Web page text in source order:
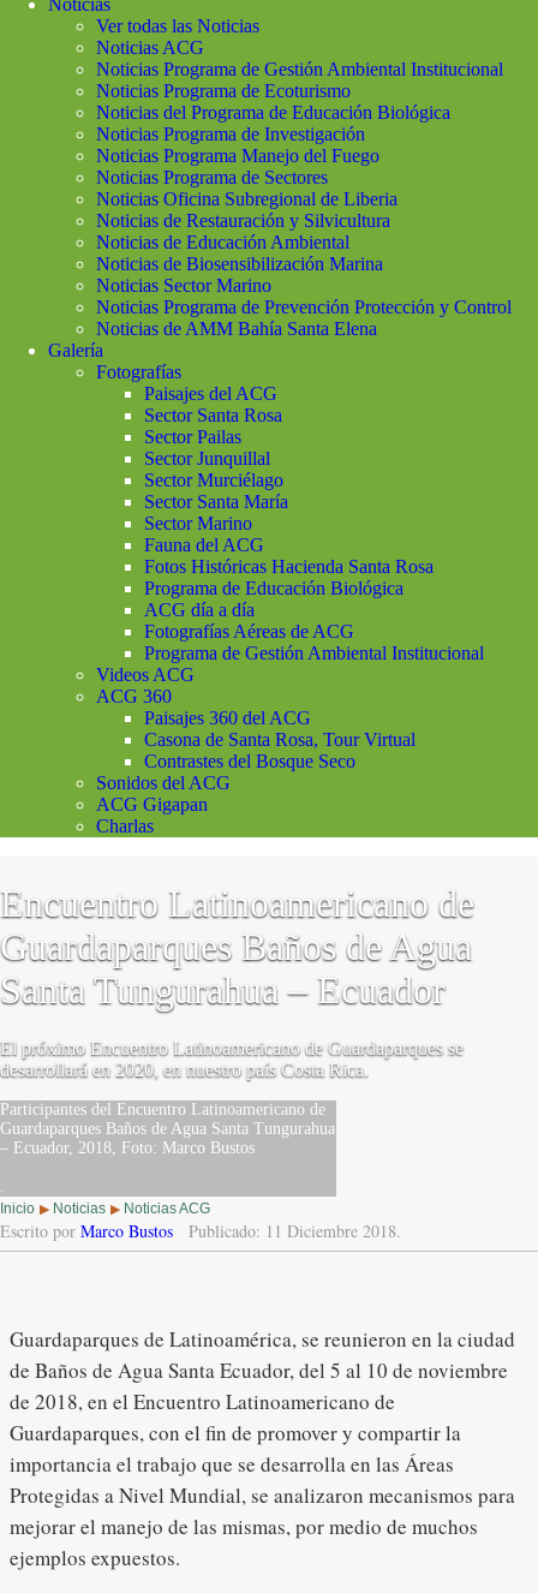
Noticias
Ver todas las Noticias
Noticias ACG
Noticias Programa de Gestión Ambiental Institucional
Noticias Programa de Ecoturismo
Noticias del Programa de Educación Biológica
Noticias Programa de Investigación
Noticias Programa Manejo del Fuego
Noticias Programa de Sectores
Noticias Oficina Subregional de Liberia
Noticias de Restauración y Silvicultura
Noticias de Educación Ambiental
Noticias de Biosensibilización Marina
Noticias Sector Marino
Noticias Programa de Prevención Protección y Control
Noticias de AMM Bahía Santa Elena
Galería
Fotografías
Paisajes del ACG
Sector Santa Rosa
Sector Pailas
Sector Junquillal
Sector Murciélago
Sector Santa María
Sector Marino
Fauna del ACG
Fotos Históricas Hacienda Santa Rosa
Programa de Educación Biológica
ACG día a día
Fotografías Aéreas de ACG
Programa de Gestión Ambiental Institucional
Videos ACG
ACG 360
Paisajes 360 del ACG
Casona de Santa Rosa, Tour Virtual
Contrastes del Bosque Seco
Sonidos del ACG
ACG Gigapan
Charlas
Encuentro Latinoamericano de
Guardaparques Baños de Agua
Santa Tungurahua – Ecuador
El próximo Encuentro Latinoamericano de Guardaparques se
desarrollará en 2020, en nuestro país Costa Rica.
Participantes del Encuentro Latinoamericano de
Guardaparques Baños de Agua Santa Tungurahua
– Ecuador, 2018, Foto: Marco Bustos
Inicio ▶ Noticias ▶ Noticias ACG
Escrito por Marco Bustos Publicado: 11 Diciembre 2018.
Guardaparques de Latinoamérica, se reunieron en la ciudad
de Baños de Agua Santa Ecuador, del 5 al 10 de noviembre
de 2018, en el Encuentro Latinoamericano de
Guardaparques, con el fin de promover y compartir la
importancia el trabajo que se desarrolla en las Áreas
Protegidas a Nivel Mundial, se analizaron mecanismos para
mejorar el manejo de las mismas, por medio de muchos
ejemplos expuestos.